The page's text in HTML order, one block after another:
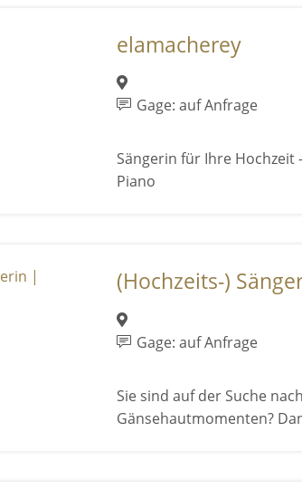
elamacherey
Gage: auf Anfrage
Sängerin für Ihre
Piano
(Hochzeits-)
Gage: auf Anfrage
Sie sind auf der Suche
Gänsehautmomenten?